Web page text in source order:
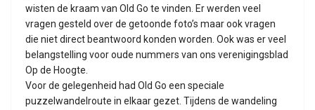
wisten de kraam van Old Go te vinden. Er werden veel
vragen gesteld over de getoonde foto’s maar ook vragen
die niet direct beantwoord konden worden. Ook was er veel
belangstelling voor oude nummers van ons verenigingsblad
Op de Hoogte.
Voor de gelegenheid had Old Go een speciale
puzzelwandelroute in elkaar gezet. Tijdens de wandeling